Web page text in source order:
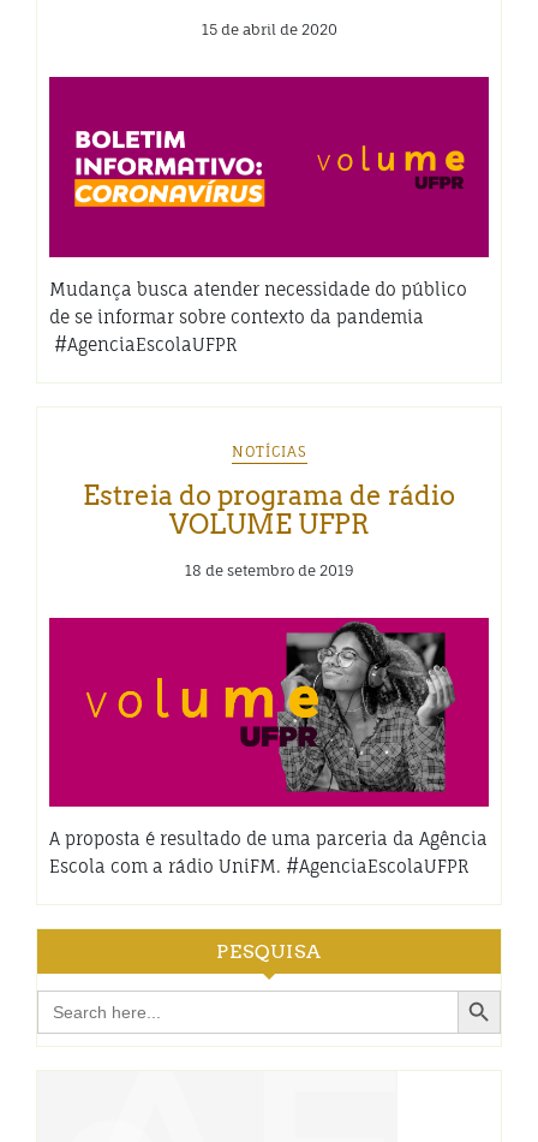
15 de abril de 2020
Mudança busca atender necessidade do público
de se informar sobre contexto da pandemia
#AgenciaEscolaUFPR
NOTÍCIAS
Estreia do programa de rádio
VOLUME UFPR
18 de setembro de 2019
A proposta é resultado de uma parceria da Agência
Escola com a rádio UniFM. #AgenciaEscolaUFPR
PESQUISA
Search
for:
Search Button